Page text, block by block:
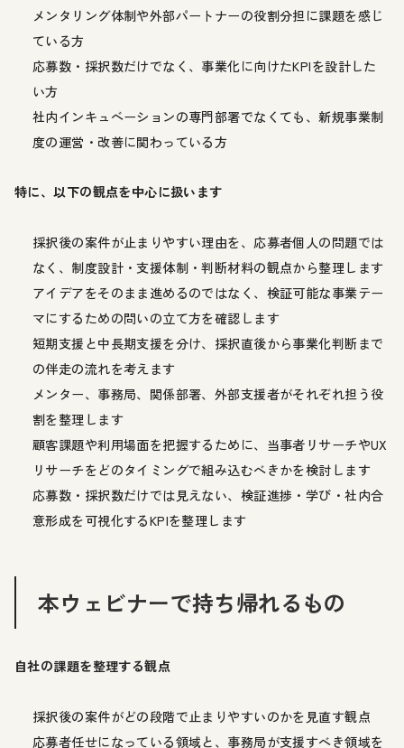
メンタリング体制や外部パートナーの役割分担に課題を感じ
ている方
応募数・採択数だけでなく、事業化に向けたKPIを設計した
い方
社内インキュベーションの専門部署でなくても、新規事業制
度の運営・改善に関わっている方
特に、以下の観点を中心に扱います
採択後の案件が止まりやすい理由を、応募者個人の問題では
なく、制度設計・支援体制・判断材料の観点から整理します
アイデアをそのまま進めるのではなく、検証可能な事業テー
マにするための問いの立て方を確認します
短期支援と中長期支援を分け、採択直後から事業化判断まで
の伴走の流れを考えます
メンター、事務局、関係部署、外部支援者がそれぞれ担う役
割を整理します
顧客課題や利用場面を把握するために、当事者リサーチやUX
リサーチをどのタイミングで組み込むべきかを検討します
応募数・採択数だけでは見えない、検証進捗・学び・社内合
意形成を可視化するKPIを整理します
本ウェビナーで持ち帰れるもの
自社の課題を整理する観点
採択後の案件がどの段階で止まりやすいのかを見直す観点
応募者任せになっている領域と、事務局が支援すべき領域を